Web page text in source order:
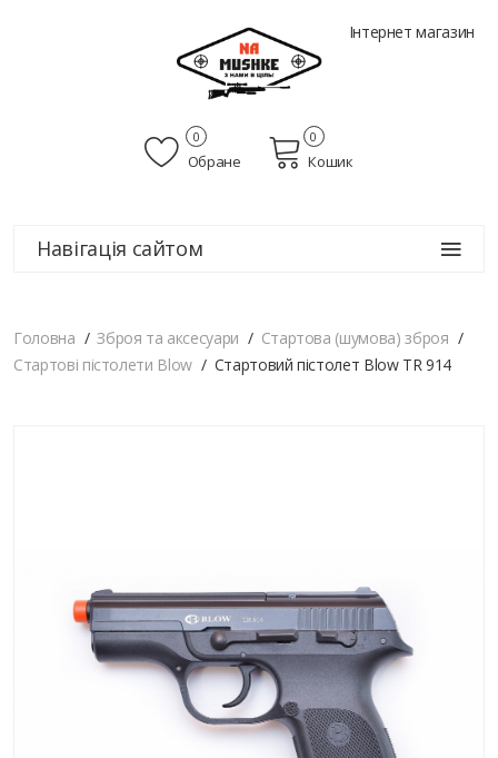
Інтернет магазин
Обране
0
Кошик
0
Навігація сайтом
Головна Зброя та аксесуари
Стартова (шумова) зброя
Стартові пістолети Blow
Стартовий пістолет Blow TR 914